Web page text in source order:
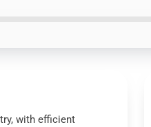
with efficient